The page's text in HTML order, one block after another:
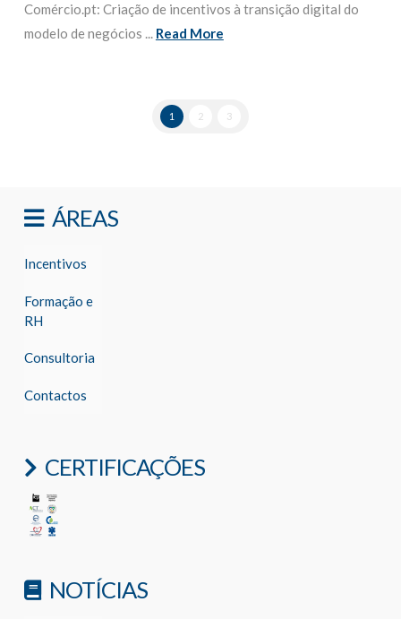
Comércio.pt: Criação de incentivos à transição digital do
modelo de negócios ... Read More
1 2 3
ÁREAS
Incentivos
Formação e
RH
Consultoria
Contactos
CERTIFICAÇÕES
NOTÍCIAS